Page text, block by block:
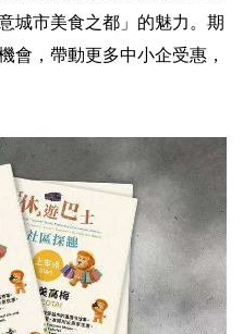
城市美食之都」的魅力。期
會，帶動更多中小企受惠，